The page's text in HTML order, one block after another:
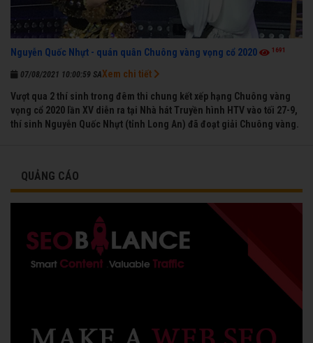
Nguyễn Quốc Nhựt - quán quân Chuông vàng vọng cổ 2020 1691
07/08/2021 10:00:59 SA
Vượt qua 2 thí sinh trong đêm thi chung kết xếp hạng Chuông vàng
vọng cổ 2020 lần XV diễn ra tại Nhà hát Truyền hình HTV vào tối 27-9,
thí sinh Nguyễn Quốc Nhựt (tỉnh Long An) đã đoạt giải Chuông vàng.
Xem chi tiết
QUẢNG CÁO